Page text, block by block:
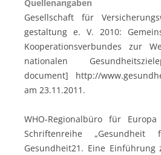
Quellenangaben
Gesellschaft für
gestaltung e. V. 2010:
Kooperationsverbundes zur
nationalen
document] http://
am 23.11.2011.
WHO-Regionalbüro für Europa
Schriftenreihe
Gesundheit21. Eine Einführung